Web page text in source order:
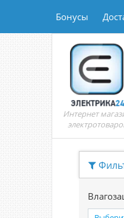
Бонусы
Интернет